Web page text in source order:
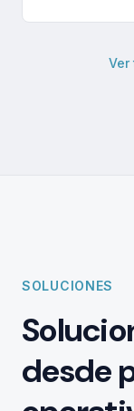
Ver
SOLUCIONES
desde